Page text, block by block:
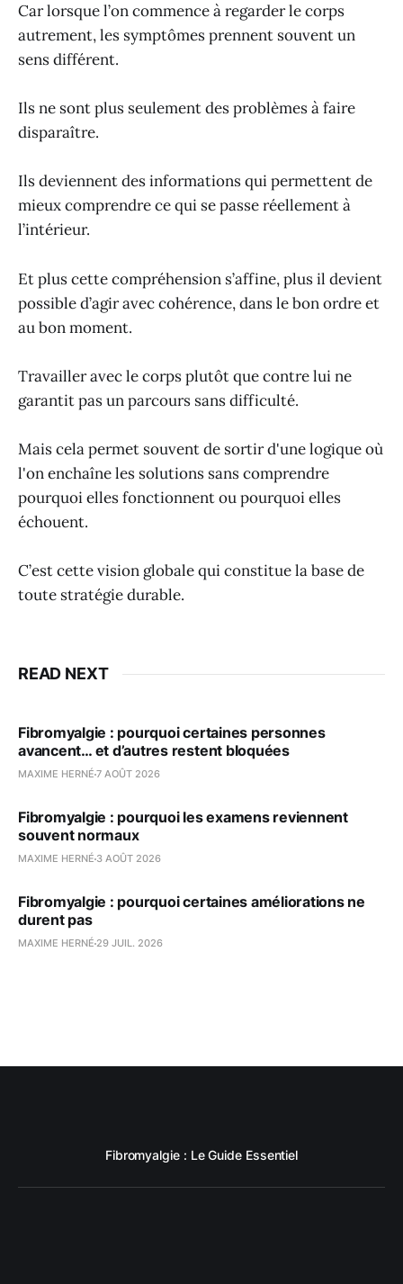
Car lorsque l’on commence à regarder le corps
autrement, les symptômes prennent souvent un
sens différent.
Ils ne sont plus seulement des problèmes à faire
disparaître.
Ils deviennent des informations qui permettent de
mieux comprendre ce qui se passe réellement à
l’intérieur.
Et plus cette compréhension s’affine, plus il devient
possible d’agir avec cohérence, dans le bon ordre et
au bon moment.
Travailler avec le corps plutôt que contre lui ne
garantit pas un parcours sans difficulté.
Mais cela permet souvent de sortir d'une logique où
l'on enchaîne les solutions sans comprendre
pourquoi elles fonctionnent ou pourquoi elles
échouent.
C’est cette vision globale qui constitue la base de
toute stratégie durable.
READ NEXT
Fibromyalgie : pourquoi certaines personnes
avancent… et d’autres restent bloquées
MAXIME HERNÉ 7 AOÛT 2026
Fibromyalgie : pourquoi les examens reviennent
souvent normaux
MAXIME HERNÉ 3 AOÛT 2026
Fibromyalgie : pourquoi certaines améliorations ne
durent pas
MAXIME HERNÉ 29 JUIL. 2026
Fibromyalgie : Le Guide Essentiel